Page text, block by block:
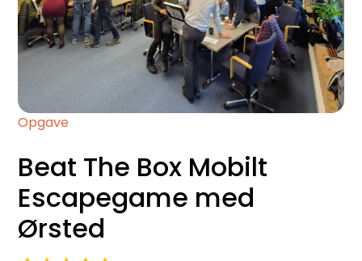
Opgave
Beat The Box Mobilt
Escapegame med
Ørsted